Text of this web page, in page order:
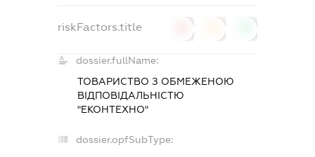
riskFactors.title
dossier.fullName:
ТОВАРИСТВО З ОБМЕЖЕНОЮ
ВІДПОВІДАЛЬНІСТЮ
"ЕКОНТЕХНО"
dossier.opfSubType: